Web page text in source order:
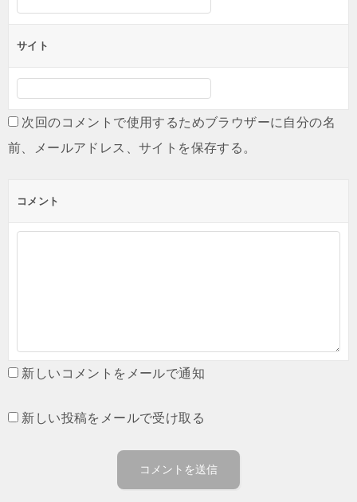
サイト
次回のコメントで使用するためブラウザーに自分の名
前、メールアドレス、サイトを保存する。
コメント
新しいコメントをメールで通知
新しい投稿をメールで受け取る